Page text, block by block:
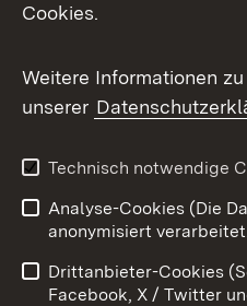
X / Twitter
Youtube
Impressum
Barrierefreiheit
Cookies.
Weitere Informationen
unserer
Technisch notwendige
Analyse-Cookies (Die
anonymisiert
Drittanbieter-Cookies
Facebook, X / Twitter